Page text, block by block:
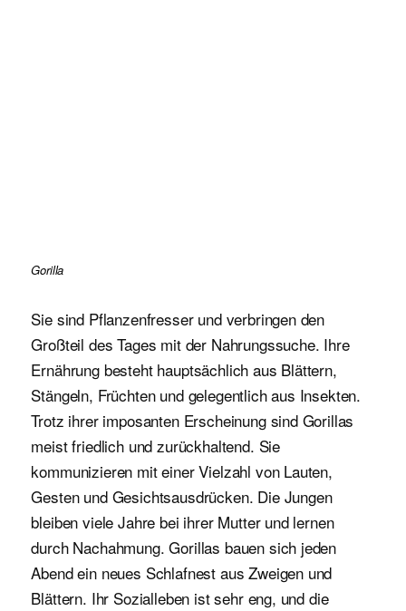
Gorilla
Sie sind Pflanzenfresser und verbringen den
Großteil des Tages mit der Nahrungssuche. Ihre
Ernährung besteht hauptsächlich aus Blättern,
Stängeln, Früchten und gelegentlich aus Insekten.
Trotz ihrer imposanten Erscheinung sind Gorillas
meist friedlich und zurückhaltend. Sie
kommunizieren mit einer Vielzahl von Lauten,
Gesten und Gesichtsausdrücken. Die Jungen
bleiben viele Jahre bei ihrer Mutter und lernen
durch Nachahmung. Gorillas bauen sich jeden
Abend ein neues Schlafnest aus Zweigen und
Blättern. Ihr Sozialleben ist sehr eng, und die